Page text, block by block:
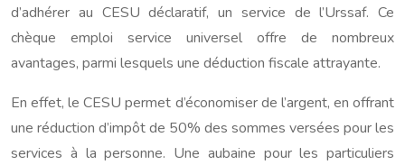
d’adhérer au CESU déclaratif, un service de l’Urssaf. Ce
chèque emploi service universel offre de nombreux
avantages, parmi lesquels une déduction fiscale attrayante.
En effet, le CESU permet d’économiser de l’argent, en offrant
une réduction d’impôt de 50% des sommes versées pour les
services à la personne. Une aubaine pour les particuliers